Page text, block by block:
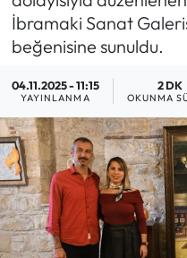
İbramaki Sanat
beğenisine sunuldu.
04.11.2025 - 11:15
YAYINLANMA
2 DK
OKUNMA